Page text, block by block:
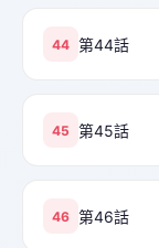
44 第44話
45 第45話
46 第46話